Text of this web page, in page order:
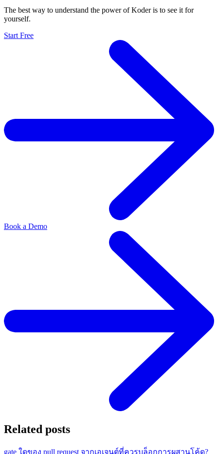
The best way to understand the power of Koder is to see it for
yourself.
Start Free
Book a Demo
Related posts
gate ใดของ pull request จากเอเจนต์ที่ควรบล็อกการผสานโค้ด?